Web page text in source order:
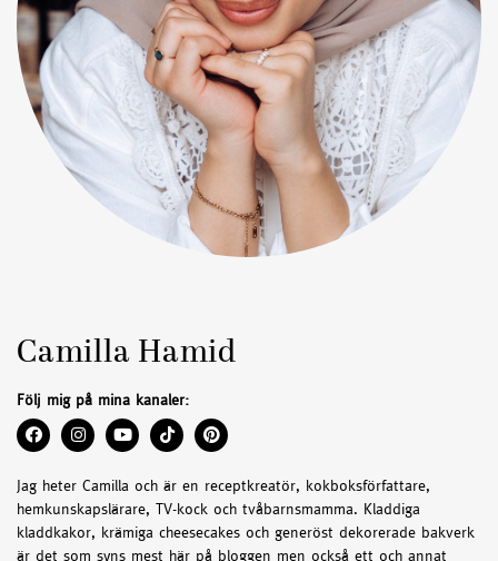
Camilla Hamid
Följ mig på mina kanaler:
Jag heter Camilla och är en receptkreatör, kokboksförfattare,
hemkunskapslärare, TV-kock och tvåbarnsmamma. Kladdiga
kladdkakor, krämiga cheesecakes och generöst dekorerade bakverk
är det som syns mest här på bloggen men också ett och annat